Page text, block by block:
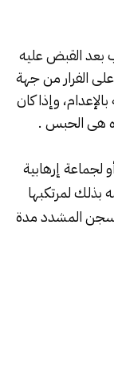
القبض عليه
الفرار من جهة
حكم عليه بالإعدام، وإذا كان
هى الحبس .
لجماعة إرهابية
بذلك لمرتكبها
المشدد مدة